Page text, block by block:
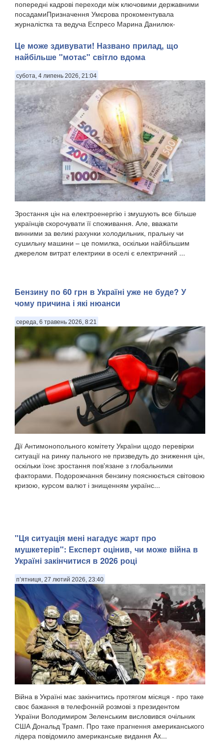
попередні кадрові переходи між ключовими державними
посадамиПризначення Умєрова прокоментувала
журналістка та ведуча Еспресо Марина Данилюк-
Це може здивувати! Названо прилад, що
найбільше "мотає" світло вдома
субота, 4 липень 2026, 21:04
Зростання цін на електроенергію і змушують все більше
українців скорочувати її споживання. Але, вважати
винними за великі рахунки холодильник, пральну чи
сушильну машини – це помилка, оскільки найбільшим
джерелом витрат електрики в оселі є електричний ...
Бензину по 60 грн в Україні уже не буде? У
чому причина і які нюанси
середа, 6 травень 2026, 8:21
Дії Антимонопольного комітету України щодо перевірки
ситуації на ринку пального не призведуть до зниження цін,
оскільки їхнє зростання пов'язане з глобальними
факторами. Подорожчання бензину пояснюється світовою
кризою, курсом валют і знищенням українс...
"Ця ситуація мені нагадує жарт про
мушкетерів": Експерт оцінив, чи може війна в
Україні закінчитися в 2026 році
п’ятниця, 27 лютий 2026, 23:40
Війна в Україні має закінчитись протягом місяця - про таке
своє бажання в телефонній розмові з президентом
України Володимиром Зеленським висловився очільник
США Дональд Трамп. Про таке прагнення американського
лідера повідомило американське видання Ax...